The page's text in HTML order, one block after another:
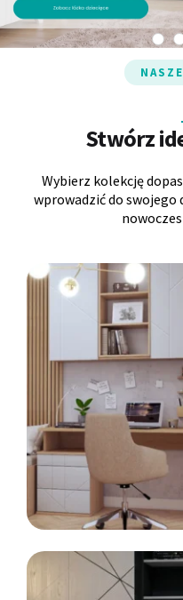
Stwórz
Wybierz kolekcję
wprowadzić do swojego
LINIA
Wolnostojące
Skandynawskie
Regał
Kontenerek
Panele ścienne
Wszystkie dodatki